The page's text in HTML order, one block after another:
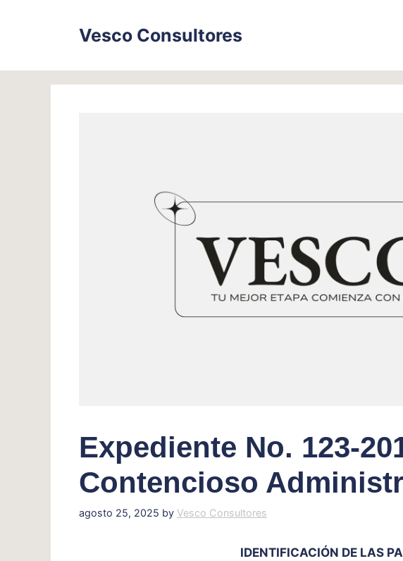
Vesco Consultores
Expediente No. 123-
Contencioso
agosto 25, 2025 by Vesco Consultores
IDENTIFICACIÓN DE LAS